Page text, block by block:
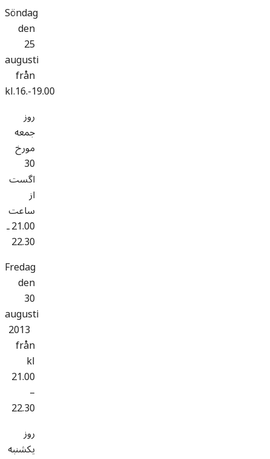
Söndag
den
25
augusti
från
kl.16.-19.00
روز
جمعه
مورخ
30
اگست
از
ساعت
21.00 ـ
22.30
Fredag
den
30
augusti
2013
från
kl
21.00
–
22.30
روز
یکشنبه